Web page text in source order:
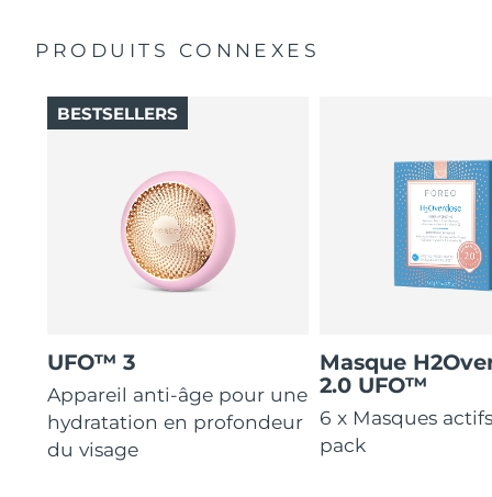
PRODUITS CONNEXES
UFO™ 3
Appareil anti-âge pour une
hydratation en profondeur
du visage
BESTSELLERS
Masque
2.0 UFO™
6 x Masques
pack